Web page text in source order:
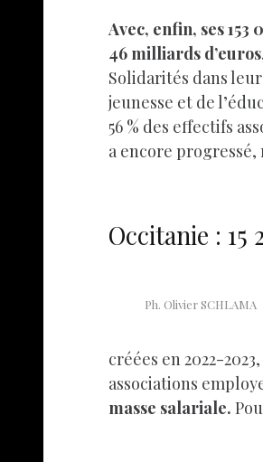
Avec, enfin, ses
46 milliards d’euros
Solidarités dans
jeunesse et de
56 % des effectifs
a encore progressé,
Occitanie : 15
Ph. Olivier SCHLAMA
créées en 2022-
associations
masse salariale.